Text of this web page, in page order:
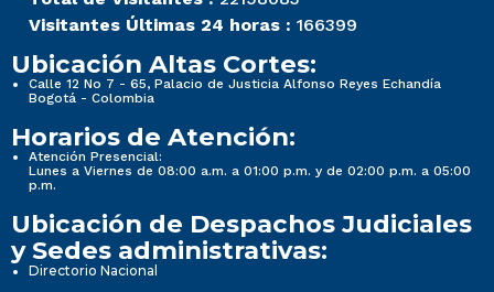
Visitantes Últimas 24 horas : 166399
Ubicación Altas Cortes:
Calle 12 No 7 - 65, Palacio de Justicia Alfonso Reyes Echandía
Bogotá - Colombia
Horarios de Atención:
Atención Presencial:
Lunes a Viernes de 08:00 a.m. a 01:00 p.m. y de 02:00 p.m. a 05:00
p.m.
Ubicación de Despachos Judiciales
y Sedes administrativas:
Directorio Nacional